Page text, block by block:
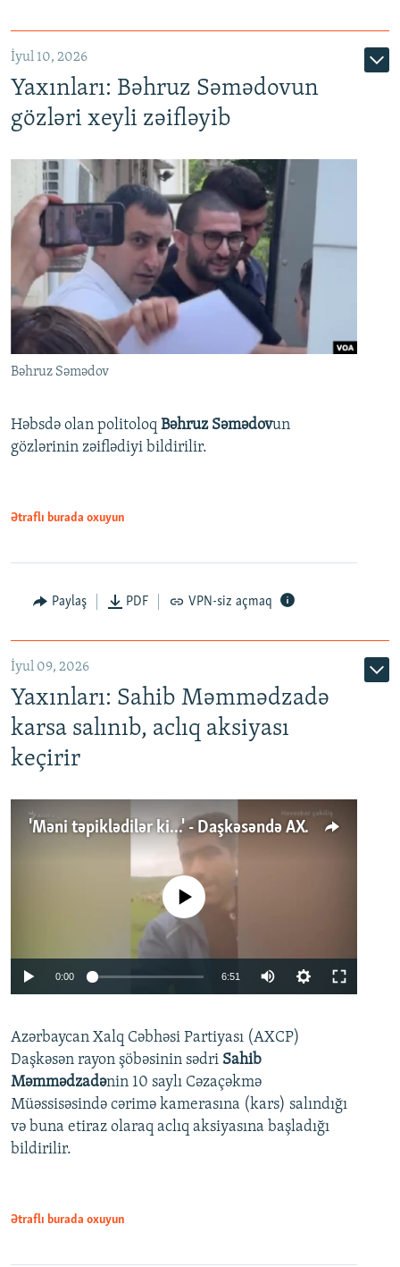
İyul 10, 2026
Yaxınları: Bəhruz Səmədovun
gözləri xeyli zəifləyib
Bəhruz Səmədov
Həbsdə olan politoloq Bəhruz Səmədovun
gözlərinin zəiflədiyi bildirilir.
Ətraflı burada oxuyun
Paylaş PDF VPN-siz açmaq
İyul 09, 2026
Yaxınları: Sahib Məmmədzadə
karsa salınıb, aclıq aksiyası
keçirir
'Məni təpiklədilər ki...' - Daşkəsəndə AXCP fəalının yaxınları onun həbsinə etiraz edirlər
Auto 240p 360p
720p 1080p
No media source currently available
0:00 6:51
360p
720p
1080p
Azərbaycan Xalq Cəbhəsi Partiyası (AXCP)
Daşkəsən rayon şöbəsinin sədri Sahib
Məmmədzadənin 10 saylı Cəzaçəkmə
Müəssisəsində cərimə kamerasına (kars) salındığı
və buna etiraz olaraq aclıq aksiyasına başladığı
bildirilir.
Ətraflı burada oxuyun